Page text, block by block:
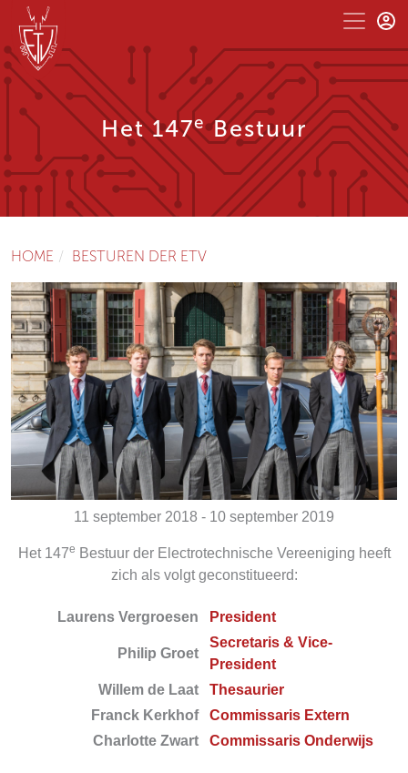
Het 147eBestuur
HOME BESTUREN DER ETV
11 september 2018 - 10 september 2019
Het 147e Bestuur der Electrotechnische Vereeniging heeft
zich als volgt geconstitueerd:
Laurens Vergroesen President
Philip Groet
Secretaris & Vice-
President
Willem de Laat
Thesaurier
Franck Kerkhof
Commissaris Extern
Charlotte Zwart
Commissaris Onderwijs